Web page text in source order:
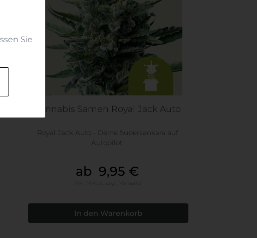
Cannabis Samen Royal Jack Auto
Royal Jack Auto - Deine Supersankara auf
Autopilot!
ab 9,95 €
Sie